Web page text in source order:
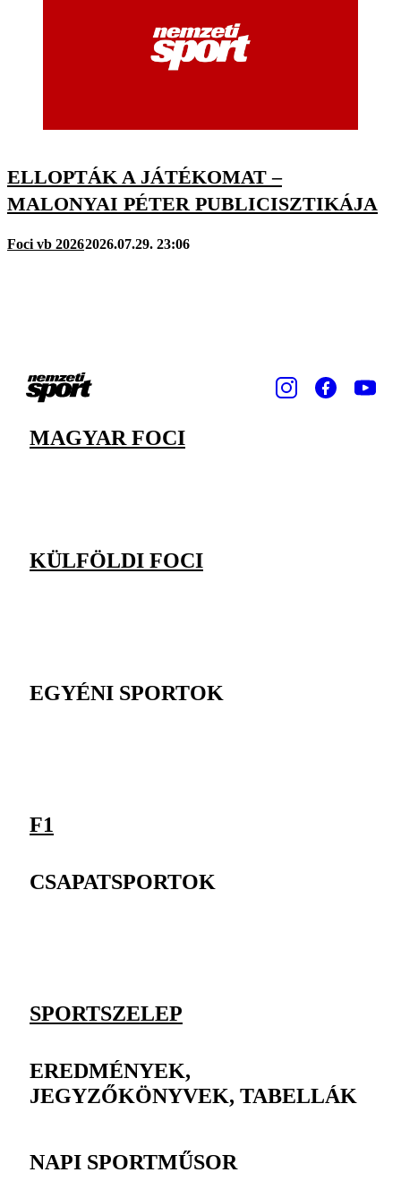
ELLOPTÁK A JÁTÉKOMAT –
MALONYAI PÉTER PUBLICISZTIKÁJA
Foci vb 20262026.07.29. 23:06
MAGYAR FOCI
KÜLFÖLDI FOCI
EGYÉNI SPORTOK
F1
CSAPATSPORTOK
SPORTSZELEP
EREDMÉNYEK,
JEGYZŐKÖNYVEK, TABELLÁK
NAPI SPORTMŰSOR